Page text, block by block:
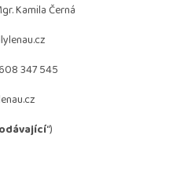
Kamila Černá
347 545
“)